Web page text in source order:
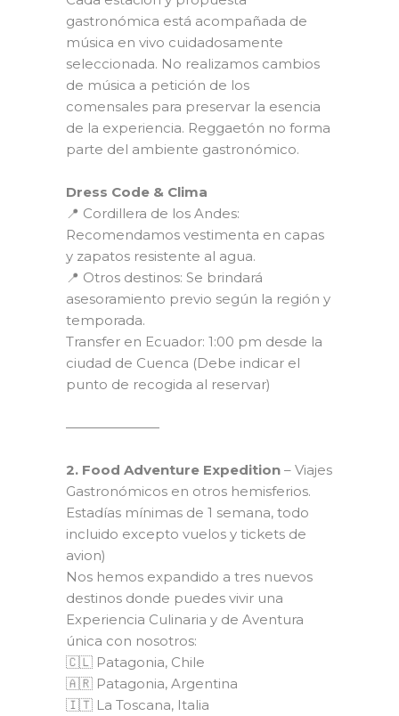
gastronómica está acompañada de
música en vivo cuidadosamente
seleccionada. No realizamos cambios
de música a petición de los
comensales para preservar la esencia
de la experiencia. Reggaetón no forma
parte del ambiente gastronómico.
Dress Code & Clima
📍 Cordillera de los Andes:
Recomendamos vestimenta en capas
y zapatos resistente al agua.
📍 Otros destinos: Se brindará
asesoramiento previo según la región y
temporada.
Transfer en Ecuador: 1:00 pm desde la
ciudad de Cuenca (Debe indicar el
punto de recogida al reservar)
———————
2. Food Adventure Expedition – Viajes
Gastronómicos en otros hemisferios.
Estadías mínimas de 1 semana, todo
incluido excepto vuelos y tickets de
avion)
Nos hemos expandido a tres nuevos
destinos donde puedes vivir una
Experiencia Culinaria y de Aventura
única con nosotros:
🇨🇱 Patagonia, Chile
🇦🇷 Patagonia, Argentina
🇮🇹 La Toscana, Italia